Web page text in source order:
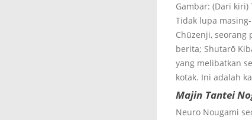
Gambar: (Dari
Tidak lupa
Chūzenji, seorang
berita; Shutarō
yang melibatkan
kotak. Ini adalah
Majin Tantei
Neuro Nougami